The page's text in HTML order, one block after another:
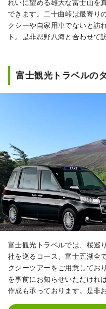
れいに望める雄大な富士山を
できます。二十曲峠は最寄り
クシーや自家用車でないと訪
ト。是非忍野八海と合わせて
富士観光トラベルの
富士観光トラベルでは、桜巡
社を巡るコース、富士五湖全
クシーツアーをご用意してお
を事前にお知らせいただけれ
作成も承っております。是非